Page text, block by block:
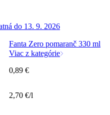
do 13. 9. 2026
Fanta Zero pomaranč 330 ml
Viac z kategórie
0,89 €
2,70 €/l